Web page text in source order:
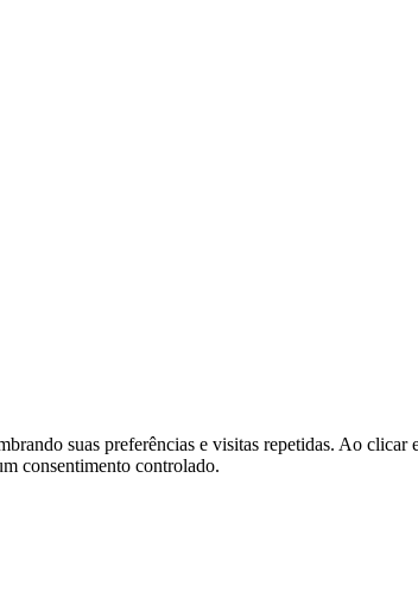
suas preferências e visitas repetidas. Ao
consentimento controlado.